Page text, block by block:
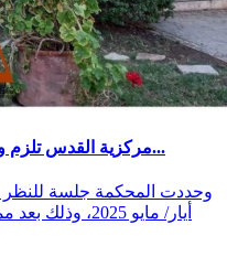
مركزية القدس تلزم وزارة الصحة بالرد على التماس مركز...
أيار/ مايو